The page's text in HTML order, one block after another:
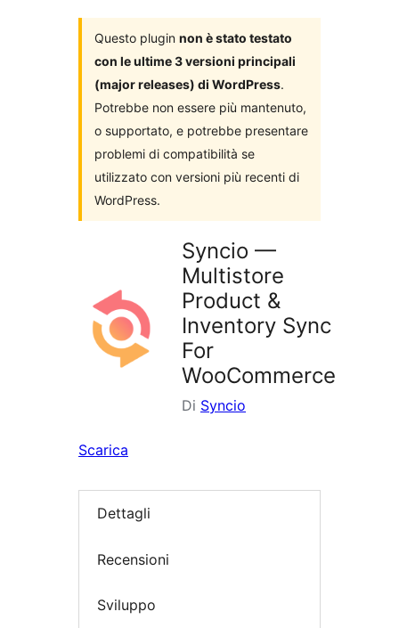
Questo plugin non è stato testato
con le ultime 3 versioni principali
(major releases) di WordPress.
Potrebbe non essere più mantenuto,
o supportato, e potrebbe presentare
problemi di compatibilità se
utilizzato con versioni più recenti di
WordPress.
Syncio —
Multistore
Product &
Inventory Sync
For
WooCommerce
Di Syncio
Scarica
Dettagli
Recensioni
Sviluppo